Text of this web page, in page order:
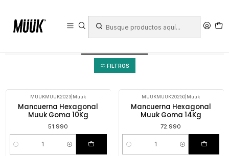
Mancuerna Hexagonal
FILTROS
MUUKMUUK2023 Muuk
Mancuerna Hexagonal
Muuk Goma 10Kg
51.990
Cantidad
MUUKMUUK20250 Muuk
Mancuerna Hexagonal
Muuk Goma 14Kg
72.990
Cantidad